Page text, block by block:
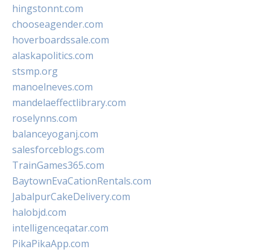
hingstonnt.com
chooseagender.com
hoverboardssale.com
alaskapolitics.com
stsmp.org
manoelneves.com
mandelaeffectlibrary.com
roselynns.com
balanceyoganj.com
salesforceblogs.com
TrainGames365.com
BaytownEvaCationRentals.com
JabalpurCakeDelivery.com
halobjd.com
intelligenceqatar.com
PikaPikaApp.com